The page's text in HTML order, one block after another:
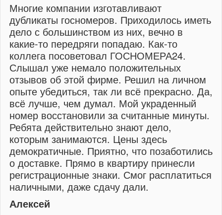
Многие компании изготавливают
дубликаты госномеров. Приходилось иметь
дело с большинством из них, вечно в
какие-то передряги попадаю. Как-то
коллега посоветовал ГОСНОМЕРА24.
Слышал уже немало положительных
отзывов об этой фирме. Решил на личном
опыте убедиться, так ли всё прекрасно. Да,
всё лучше, чем думал. Мой украденный
номер восстановили за считанные минуты.
Ребята действительно знают дело,
которым занимаются. Цены здесь
демократичные. Приятно, что позаботились
о доставке. Прямо в квартиру принесли
регистрационные знаки. Смог расплатиться
наличными, даже сдачу дали.
Алексей